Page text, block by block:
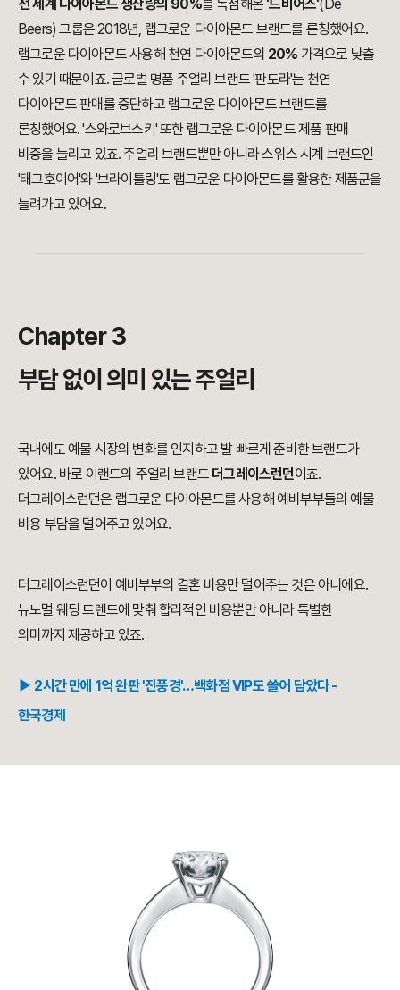
전 세계 다이아몬드 생산량의 90%를 독점해온 '드비어스'(De
Beers) 그룹은 2018년, 랩그로운 다이아몬드 브랜드를 론칭했어요.
랩그로운 다이아몬드 사용해 천연 다이아몬드의 20% 가격으로 낮출
수 있기 때문이죠. 글로벌 명품 주얼리 브랜드 '판도라'는 천연
다이아몬드 판매를 중단하고 랩그로운 다이아몬드 브랜드를
론칭했어요. '스와로브스키' 또한 랩그로운 다이아몬드 제품 판매
비중을 늘리고 있죠. 주얼리 브랜드뿐만 아니라 스위스 시계 브랜드인
'태그호이어'와 '브라이틀링'도 랩그로운 다이아몬드를 활용한 제품군을
늘려가고 있어요.
Chapter 3
부담 없이 의미 있는 주얼리
국내에도 예물 시장의 변화를 인지하고 발 빠르게 준비한 브랜드가
있어요. 바로 이랜드의 주얼리 브랜드 더그레이스런던이죠.
더그레이스런던은 랩그로운 다이아몬드를 사용해 예비부부들의 예물
비용 부담을 덜어주고 있어요.
더그레이스런던이 예비부부의 결혼 비용만 덜어주는 것은 아니에요.
뉴노멀 웨딩 트렌드에 맞춰 합리적인 비용뿐만 아니라 특별한
의미까지 제공하고 있죠.
▶︎ 2시간 만에 1억 완판 '진풍경'…백화점 VIP도 쓸어 담았다 -
한국경제